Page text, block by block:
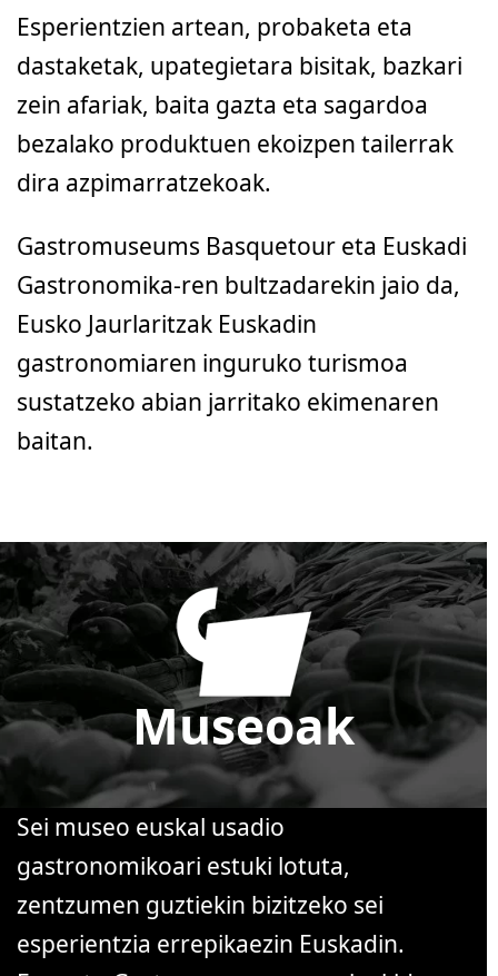
Esperientzien artean, probaketa eta
dastaketak, upategietara bisitak, bazkari
zein afariak, baita gazta eta sagardoa
bezalako produktuen ekoizpen tailerrak
dira azpimarratzekoak.
Gastromuseums Basquetour eta Euskadi
Gastronomika-ren bultzadarekin jaio da,
Eusko Jaurlaritzak Euskadin
gastronomiaren inguruko turismoa
sustatzeko abian jarritako ekimenaren
baitan.
Museoak
Sei museo euskal usadio
gastronomikoari estuki lotuta,
zentzumen guztiekin bizitzeko sei
esperientzia errepikaezin Euskadin.